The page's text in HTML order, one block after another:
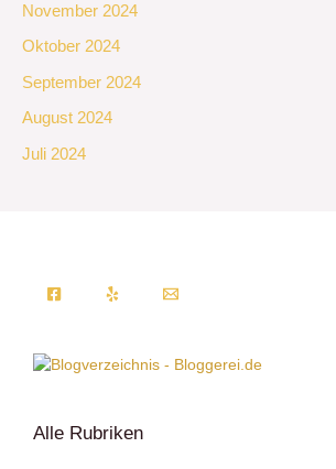
November 2024
Oktober 2024
September 2024
August 2024
Juli 2024
Alle Rubriken